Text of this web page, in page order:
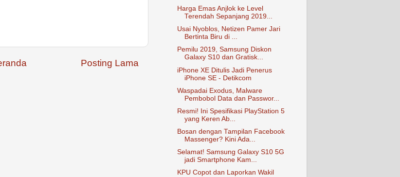
Posting Lama
Harga Emas Anjlok ke Level
Terendah Sepanjang 2019...
Usai Nyoblos, Netizen Pamer Jari
Bertinta Biru di ...
Pemilu 2019, Samsung Diskon
Galaxy S10 dan Gratisk...
iPhone XE Ditulis Jadi Penerus
iPhone SE - Detikcom
Waspadai Exodus, Malware
Pembobol Data dan Passwor...
Resmi! Ini Spesifikasi PlayStation 5
yang Keren Ab...
Bosan dengan Tampilan Facebook
Massenger? Kini Ada...
Selamat! Samsung Galaxy S10 5G
jadi Smartphone Kam...
KPU Copot dan Laporkan Wakil